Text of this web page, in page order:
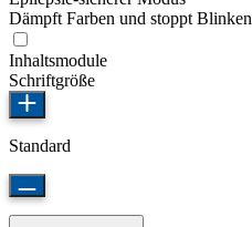
Dämpft Farben und stoppt Blinken
Inhaltsmodule
Schriftgröße
Standard